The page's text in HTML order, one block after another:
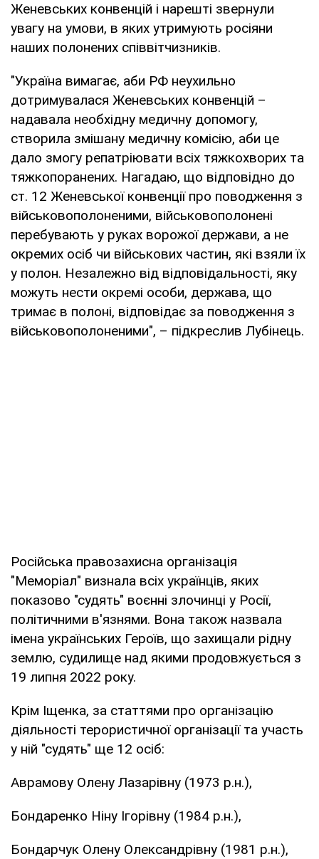
Женевських конвенцій і нарешті звернули
увагу на умови, в яких утримують росіяни
наших полонених співвітчизників.
"Україна вимагає, аби РФ неухильно
дотримувалася Женевських конвенцій –
надавала необхідну медичну допомогу,
створила змішану медичну комісію, аби це
дало змогу репатріювати всіх тяжкохворих та
тяжкопоранених. Нагадаю, що відповідно до
ст. 12 Женевської конвенції про поводження з
військовополоненими, військовополонені
перебувають у руках ворожої держави, а не
окремих осіб чи військових частин, які взяли їх
у полон. Незалежно від відповідальності, яку
можуть нести окремі особи, держава, що
тримає в полоні, відповідає за поводження з
військовополоненими", – підкреслив Лубінець.
Російська правозахисна організація
"Меморіал" визнала всіх українців, яких
показово "судять" воєнні злочинці у Росії,
політичними в'язнями. Вона також назвала
імена українських Героїв, що захищали рідну
землю, судилище над якими продовжується з
19 липня 2022 року.
Крім Іщенка, за статтями про організацію
діяльності терористичної організації та участь
у ній "судять" ще 12 осіб:
Аврамову Олену Лазарівну (1973 р.н.),
Бондаренко Ніну Ігорівну (1984 р.н.),
Бондарчук Олену Олександрівну (1981 р.н.),